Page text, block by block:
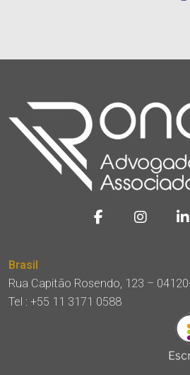
Brasil
Rua Capitão Rosendo, 123 –
Tel : +55 11 3171 0588